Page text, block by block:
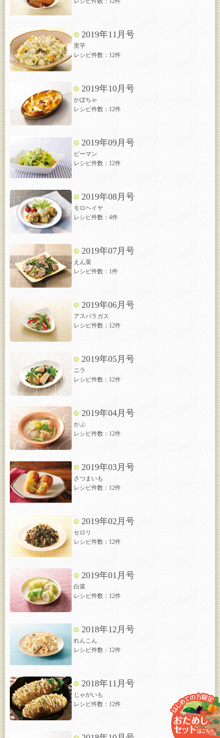
2019年11月号
里芋
レシピ件数：12件
2019年10月号
かぼちゃ
レシピ件数：12件
2019年09月号
ピーマン
レシピ件数：12件
2019年08月号
モロヘイヤ
レシピ件数：4件
2019年07月号
えん菜
レシピ件数：1件
2019年06月号
アスパラガス
レシピ件数：12件
2019年05月号
ニラ
レシピ件数：12件
2019年04月号
かぶ
レシピ件数：12件
2019年03月号
さつまいも
レシピ件数：12件
2019年02月号
セロリ
レシピ件数：12件
2019年01月号
白菜
レシピ件数：12件
2018年12月号
れんこん
レシピ件数：12件
2018年11月号
じゃがいも
レシピ件数：12件